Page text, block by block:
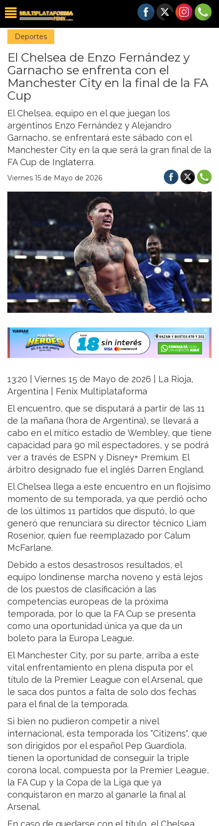
Deportes
El Chelsea de Enzo Fernández y
Garnacho se enfrenta con el
Manchester City en la final de la FA
Cup
El Chelsea, equipo en el que juegan los
argentinos Enzo Fernández y Alejandro
Garnacho, se enfrentará este sábado con el
Manchester City en la que será la gran final de la
FA Cup de Inglaterra.
Viernes 15 de Mayo de 2026
13:20 | Viernes 15 de Mayo de 2026 | La Rioja,
Argentina | Fenix Multiplataforma
El encuentro, que se disputará a partir de las 11
de la mañana (hora de Argentina), se llevará a
cabo en el mítico estadio de Wembley, que tiene
capacidad para 90 mil espectadores, y se podrá
ver a través de ESPN y Disney+ Premium. El
árbitro designado fue el inglés Darren England.
El Chelsea llega a este encuentro en un flojísimo
momento de su temporada, ya que perdió ocho
de los últimos 11 partidos que disputó, lo que
generó que renunciara su director técnico Liam
Rosenior, quien fue reemplazado por Calum
McFarlane.
Debido a estos desastrosos resultados, el
equipo londinense marcha noveno y está lejos
de los puestos de clasificación a las
competencias europeas de la próxima
temporada, por lo que la FA Cup se presenta
como una oportunidad única ya que da un
boleto para la Europa League.
El Manchester City, por su parte, arriba a este
vital enfrentamiento en plena disputa por el
título de la Premier League con el Arsenal, que
le saca dos puntos a falta de solo dos fechas
para el final de la temporada.
Si bien no pudieron competir a nivel
internacional, esta temporada los "Citizens", que
son dirigidos por el español Pep Guardiola,
tienen la oportunidad de conseguir la triple
corona local, compuesta por la Premier League,
la FA Cup y la Copa de la Liga que ya
conquistaron en marzo al ganarle la final al
Arsenal.
En caso de quedarse con el título, el Chelsea